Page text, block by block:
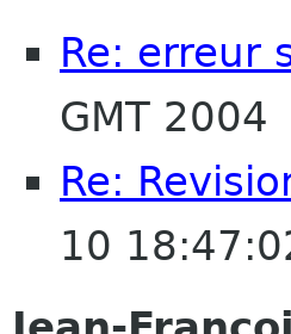
Re: erreur
GMT 2004
Re:
10